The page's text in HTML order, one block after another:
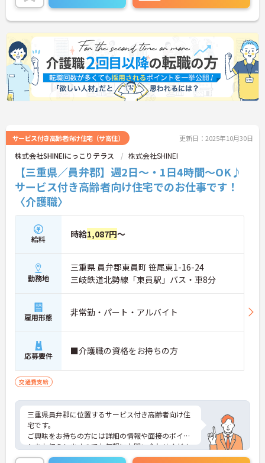
サービス付き高齢者向け住宅（サ高住） 更新日：2025年10月30日
株式会社SHINEIにっこりテラス 株式会社SHINEI
【三重県／員弁郡】週2日～・1日4時間～OK♪
サービス付き高齢者向け住宅でのお仕事です！
〈介護職〉
給料 時給1,087円～
勤務地
三重県 員弁郡東員町 笹尾東1-16-24
三岐鉄道北勢線「東員駅」バス・車8分
雇用形態 非常勤・パート・アルバイト
応募要件 ■介護職の資格をお持ちの方
交通費支給
三重県員弁郡に位置するサービス付き高齢者向け住
宅です。
ご興味をお持ちの方には詳細の情報や面接のポイン
トをお伝えしますのでお気軽にお問い合わせくださ
いませ。